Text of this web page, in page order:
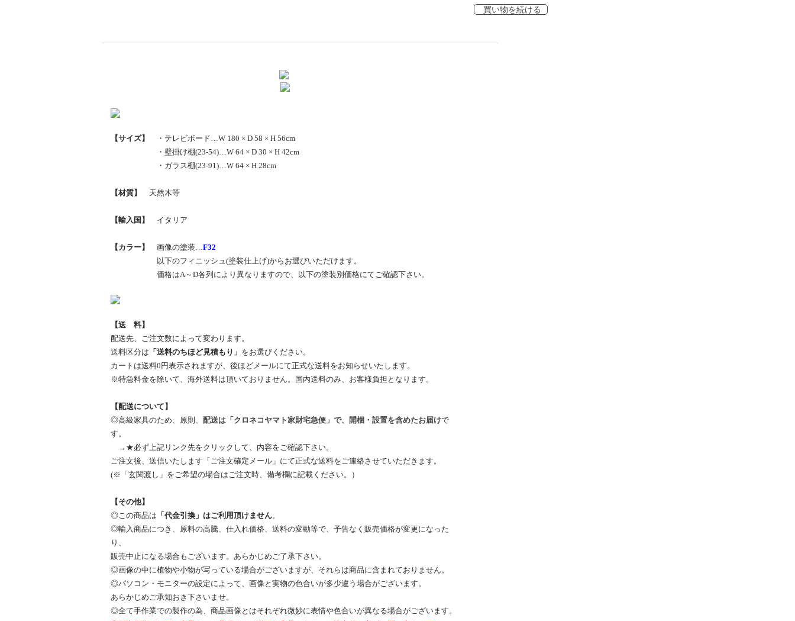
買い物を続ける
【サイズ】
・テレビボード…W 180 × D 58 × H 56cm
・壁掛け棚(23-54)…W 64 × D 30 × H 42cm
・ガラス棚(23-91)…W 64 × H 28cm
【材質】 天然木等
【輸入国】 イタリア
【カラー】 画像の塗装…F32
以下のフィニッシュ(塗装仕上げ)からお選びいただけます。
価格はA～D各列により異なりますので、以下の塗装別価格にてご確認下さい。
【送 料】
配送先、ご注文数によって変わります。
送料区分は 「送料のちほど見積もり」 をお選びください。
カートは送料0円表示されますが、後ほどメールにて正式な送料をお知らせいたします。
※特急料金を除いて、海外送料は頂いておりません。国内送料のみ、お客様負担となります。
【配送について】
◎高級家具のため、原則、 配送は「クロネコヤマト家財宅急便」で、開梱・設置を含めたお届けで
す。
→★必ず上記リンク先をクリックして、内容をご確認下さい。
ご注文後、送信いたします「ご注文確定メール」にて正式な送料をご連絡させていただきます。
(※「玄関渡し」をご希望の場合はご注文時、備考欄に記載ください。）
【その他】
◎この商品は 「代金引換」はご利用頂けません。
◎輸入商品につき、原料の高騰、仕入れ価格、送料の変動等で、予告なく販売価格が変更になった
り、
販売中止になる場合もございます。あらかじめご了承下さい。
◎画像の中に植物や小物が写っている場合がございますが、それらは商品に含まれておりません。
◎パソコン・モニターの設定によって、画像と実物の色合いが多少違う場合がございます。
あらかじめご承知おき下さいませ。
◎全て手作業での製作の為、商品画像とはそれぞれ微妙に表情や色合いが異なる場合がございます。